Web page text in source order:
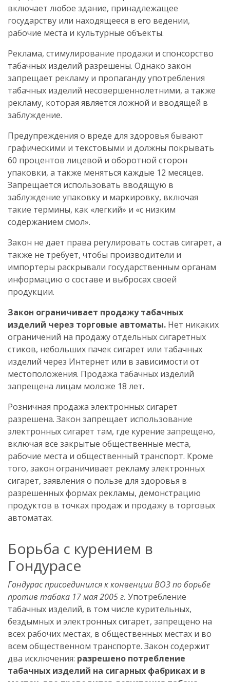
включает любое здание, принадлежащее
государству или находящееся в его ведении,
рабочие места и культурные объекты.
Реклама, стимулирование продажи и спонсорство
табачных изделий разрешены. Однако закон
запрещает рекламу и пропаганду употребления
табачных изделий несовершеннолетними, а также
рекламу, которая является ложной и вводящей в
заблуждение.
Предупреждения о вреде для здоровья бывают
графическими и текстовыми и должны покрывать
60 процентов лицевой и оборотной сторон
упаковки, а также меняться каждые 12 месяцев.
Запрещается использовать вводящую в
заблуждение упаковку и маркировку, включая
такие термины, как «легкий» и «с низким
содержанием смол».
Закон не дает права регулировать состав сигарет, а
также не требует, чтобы производители и
импортеры раскрывали государственным органам
информацию о составе и выбросах своей
продукции.
Закон ограничивает продажу табачных
изделий через торговые автоматы. Нет никаких
ограничений на продажу отдельных сигаретных
стиков, небольших пачек сигарет или табачных
изделий через Интернет или в зависимости от
местоположения. Продажа табачных изделий
запрещена лицам моложе 18 лет.
Розничная продажа электронных сигарет
разрешена. Закон запрещает использование
электронных сигарет там, где курение запрещено,
включая все закрытые общественные места,
рабочие места и общественный транспорт. Кроме
того, закон ограничивает рекламу электронных
сигарет, заявления о пользе для здоровья в
разрешенных формах рекламы, демонстрацию
продуктов в точках продаж и продажу в торговых
автоматах.
Борьба с курением в
Гондурасе
Гондурас присоединился к конвенции ВОЗ по борьбе
против табака 17 мая 2005 г. Употребление
табачных изделий, в том числе курительных,
бездымных и электронных сигарет, запрещено на
всех рабочих местах, в общественных местах и во
всем общественном транспорте. Закон содержит
два исключения: разрешено потребление
табачных изделий на сигарных фабриках и в